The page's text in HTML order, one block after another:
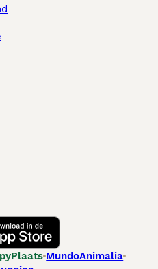
MundoAnimalia